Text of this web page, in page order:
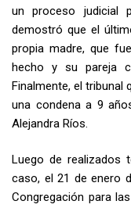
un proceso judicial
demostró que el
propia madre, que
hecho y su pareja
Finalmente, el tribunal
una condena a 9
Alejandra Ríos.
Luego de realizados
caso, el 21 de enero
Congregación para